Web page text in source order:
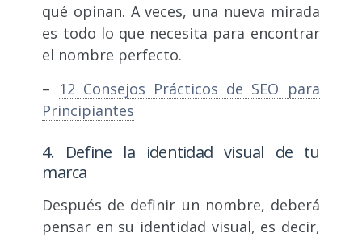
qué opinan. A veces, una nueva mirada
es todo lo que necesita para encontrar
el nombre perfecto.
– 12 Consejos Prácticos de SEO para
Principiantes
4. Define la identidad visual de tu
marca
Después de definir un nombre, deberá
pensar en su identidad visual, es decir,